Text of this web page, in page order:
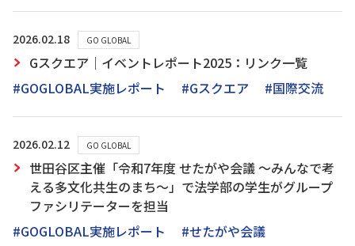
2026.02.18 GO GLOBAL
Gスクエア｜イベントレポート2025：リンク一覧
#GOGLOBAL実施レポート
#Gスクエア #国際交流
2026.02.12 GO GLOBAL
世田谷区主催「令和7年度 せたがや会議 ～みんなで考
える多文化共生のまち～」で法学部の学生がグループ
ファシリテーターを担当
#GOGLOBAL実施レポート
#せたがや会議